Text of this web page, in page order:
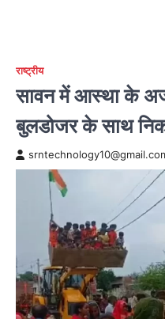
राष्ट्रीय
सावन में आस्था के
बुलडोजर के साथ